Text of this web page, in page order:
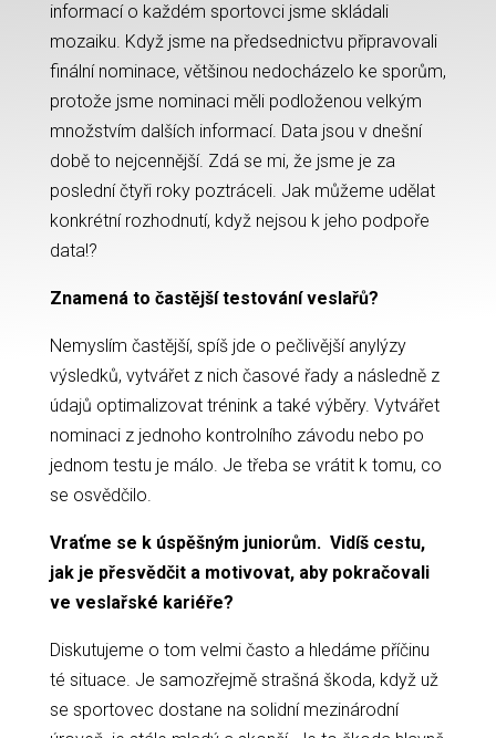
informací o každém sportovci jsme skládali
mozaiku. Když jsme na předsednictvu připravovali
finální nominace, většinou nedocházelo ke sporům,
protože jsme nominaci měli podloženou velkým
množstvím dalších informací. Data jsou v dnešní
době to nejcennější. Zdá se mi, že jsme je za
poslední čtyři roky poztráceli. Jak můžeme udělat
konkrétní rozhodnutí, když nejsou k jeho podpoře
data!?
Znamená to častější testování veslařů?
Nemyslím častější, spíš jde o pečlivější anylýzy
výsledků, vytvářet z nich časové řady a následně z
údajů optimalizovat trénink a také výběry. Vytvářet
nominaci z jednoho kontrolního závodu nebo po
jednom testu je málo. Je třeba se vrátit k tomu, co
se osvědčilo.
Vraťme se k úspěšným juniorům. Vidíš cestu,
jak je přesvědčit a motivovat, aby pokračovali
ve veslařské kariéře?
Diskutujeme o tom velmi často a hledáme příčinu
té situace. Je samozřejmě strašná škoda, když už
se sportovec dostane na solidní mezinárodní